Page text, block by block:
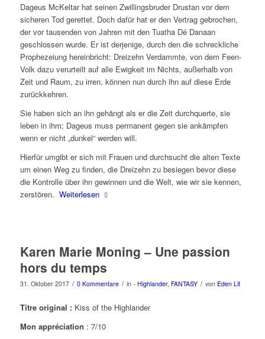
Dageus McKeltar hat seinen Zwillingsbruder Drustan vor dem
sicheren Tod gerettet. Doch dafür hat er den Vertrag gebrochen,
der vor tausenden von Jahren mit den Tuatha Dé Danaan
geschlossen wurde. Er ist derjenige, durch den die schreckliche
Prophezeiung hereinbricht: Dreizehn Verdammte, von dem Feen-
Volk dazu verurteilt auf alle Ewigkeit im Nichts, außerhalb von
Zeit und Raum, zu irren, können nun durch ihn auf diese Erde
zurückkehren.
Sie haben sich an ihn gehängt als er die Zeit durchquerte, sie
leben in ihm; Dageus muss permanent gegen sie ankämpfen
wenn er nicht „dunkel“ werden will.
Hierfür umgibt er sich mit Frauen und durchsucht die alten Texte
um einen Weg zu finden, die Dreizehn zu besiegen bevor diese
die Kontrolle über ihn gewinnen und die Welt, wie wir sie kennen,
zerstören. Weiterlesen
Karen Marie Moning – Une passion
hors du temps
31. Oktober 2017 / 0 Kommentare / in - Highlander, FANTASY / von Eden Lit
Titre original :Kiss of the Highlander
Mon appréciation : 7/10